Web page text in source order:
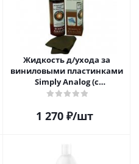
Жидкость д/ухода за
виниловыми пластинками
Simply Analog (с
распылителем, 200 мл) и
1 270₽/шт